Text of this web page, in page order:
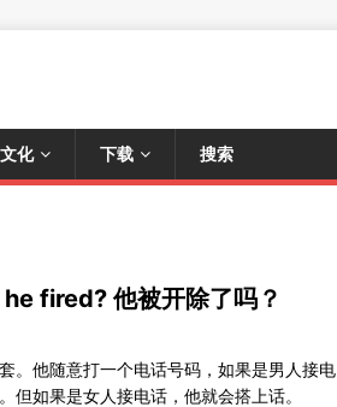
文化 下载 搜索
fired? 他被开除了吗？
。他随意打一个电话号码，如果是男人接电
但如果是女人接电话，他就会搭上话。